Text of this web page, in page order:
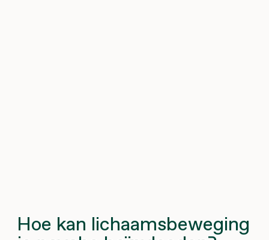
Hoe kan lichaamsbeweging